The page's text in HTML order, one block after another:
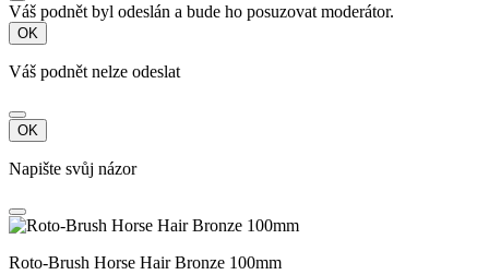
Váš podnět byl odeslán a bude ho posuzovat moderátor.
OK
Váš podnět nelze odeslat
OK
Napište svůj názor
Roto-Brush Horse Hair Bronze 100mm